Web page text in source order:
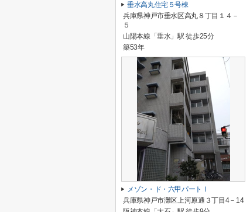
垂水高丸住宅５号棟
兵庫県神戸市垂水区高丸８丁目１４－
５
山陽本線「垂水」駅 徒歩25分
築53年
メゾン・ド・六甲パートⅠ
兵庫県神戸市灘区上河原通３丁目4－14